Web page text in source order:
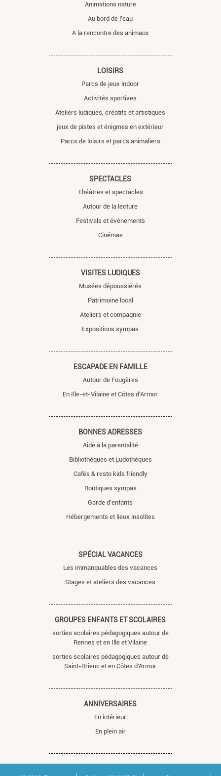
Animations nature
Au bord de l'eau
A la rencontre des animaux
LOISIRS
Parcs de jeux indoor
Activités sportives
Ateliers ludiques, créatifs et artistiques
jeux de pistes et énigmes en extérieur
Parcs de loisirs et parcs animaliers
SPECTACLES
Théâtres et spectacles
Autour de la lecture
Festivals et évènements
Cinémas
VISITES LUDIQUES
Musées dépoussiérés
Patrimoine local
Ateliers et compagnie
Expositions sympas
ESCAPADE EN FAMILLE
Autour de Fougères
En Ille-et-Vilaine et Côtes d'Armor
BONNES ADRESSES
Aide à la parentalité
Bibliothèques et Ludothèques
Cafés & resto kids friendly
Boutiques sympas
Garde d'enfants
Hébergements et lieux insolites
SPÉCIAL VACANCES
Les immanquables des vacances
Stages et ateliers des vacances
GROUPES ENFANTS ET SCOLAIRES
sorties scolaires pédagogiques autour de
Rennes et en Ille et Vilaine
sorties scolaires pédagogiques autour de
Saint-Brieuc et en Côtes d'Armor
ANNIVERSAIRES
En intérieur
En plein air